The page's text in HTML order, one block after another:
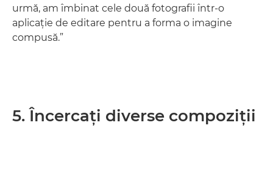
urmă, am îmbinat cele două fotografii într-o
aplicaţie de editare pentru a forma o imagine
compusă.”
5. Încercaţi diverse compoziţii